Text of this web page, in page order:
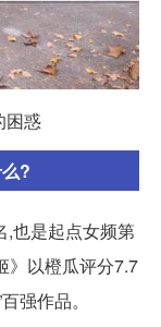
困惑
?
,也是起点女频第
》以橙瓜评分7.7
强作品。